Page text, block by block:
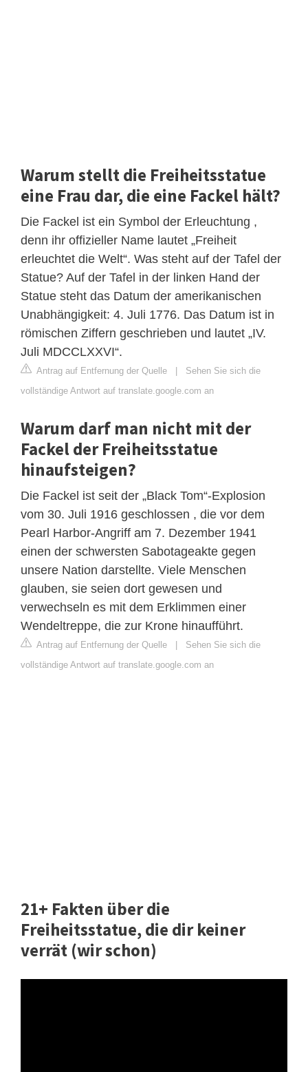
Warum stellt die Freiheitsstatue
eine Frau dar, die eine Fackel hält?
Die Fackel ist ein Symbol der Erleuchtung ,
denn ihr offizieller Name lautet „Freiheit
erleuchtet die Welt“. Was steht auf der Tafel der
Statue? Auf der Tafel in der linken Hand der
Statue steht das Datum der amerikanischen
Unabhängigkeit: 4. Juli 1776. Das Datum ist in
römischen Ziffern geschrieben und lautet „IV.
Juli MDCCLXXVI“.
Antrag auf Entfernung der Quelle
Sehen Sie sich die
vollständige Antwort auf translate.google.com an
Warum darf man nicht mit der
Fackel der Freiheitsstatue
hinaufsteigen?
Die Fackel ist seit der „Black Tom“-Explosion
vom 30. Juli 1916 geschlossen , die vor dem
Pearl Harbor-Angriff am 7. Dezember 1941
einen der schwersten Sabotageakte gegen
unsere Nation darstellte. Viele Menschen
glauben, sie seien dort gewesen und
verwechseln es mit dem Erklimmen einer
Wendeltreppe, die zur Krone hinaufführt.
Antrag auf Entfernung der Quelle
Sehen Sie sich die
vollständige Antwort auf translate.google.com an
21+ Fakten über die
Freiheitsstatue, die dir keiner
verrät (wir schon)